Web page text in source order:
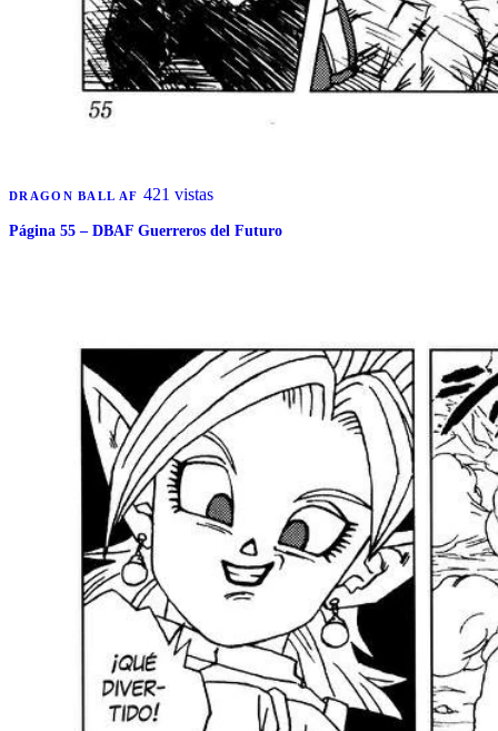
DRAGON BALL AF 421 vistas
Página 55 – DBAF Guerreros del Futuro